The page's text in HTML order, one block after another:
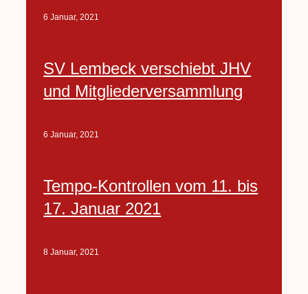
6 Januar, 2021
SV Lembeck verschiebt JHV
und Mitgliederversammlung
6 Januar, 2021
Tempo-Kontrollen vom 11. bis
17. Januar 2021
8 Januar, 2021